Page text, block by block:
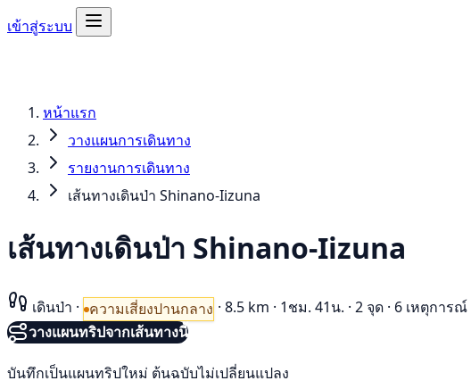
เข้าสู่ระบบ
หน้าแรก
วางแผนการเดินทาง
รายงานการเดินทาง
เส้นทางเดินป่า Shinano-Iizuna
เส้นทางเดินป่า Shinano-Iizuna
เดินป่า · ความเสี่ยงปานกลาง · 8.5 km · 1ชม. 41น. · 2 จุด · 6 เหตุการณ์
วางแผนทริปจากเส้นทางนี้
บันทึกเป็นแผนทริปใหม่ ต้นฉบับไม่เปลี่ยนแปลง